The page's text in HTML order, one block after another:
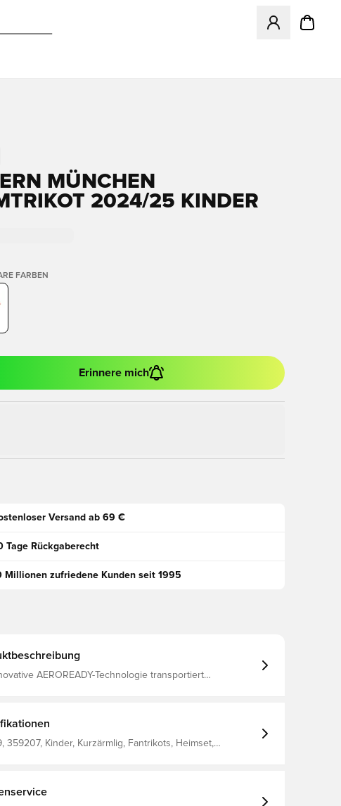
Öffnet ein
MÜNCHEN
2024/25 KINDER
FARBEN
Erinnere mich
Versand ab 69 €
Tage Rückgaberecht
Millionen zufriedene Kunden seit 1995
AEROREADY-Technologie transportiert
359207, Kinder, Kurzärmlig, Fantrikots, Heimset,